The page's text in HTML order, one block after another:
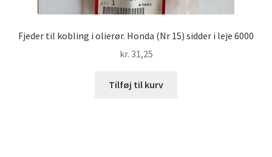
Fjeder til kobling i olierør. Honda (Nr 15) sidder i leje 6000
kr. 31,25
Tilføj til kurv